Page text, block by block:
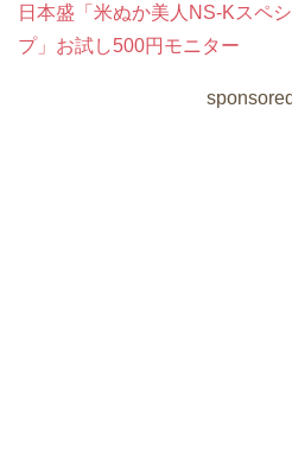
日本盛「米ぬか美人NS-Kスペ
プ」お試し500円モニター